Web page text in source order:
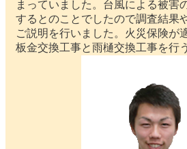
まっていました。台風による被害
するとのことでしたので調査結果
ご説明を行いました。火災保険が
板金交換工事と雨樋交換工事を行